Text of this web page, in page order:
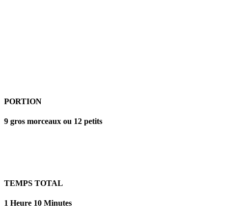
PORTION
9 gros morceaux ou 12 petits
TEMPS TOTAL
1 Heure 10 Minutes